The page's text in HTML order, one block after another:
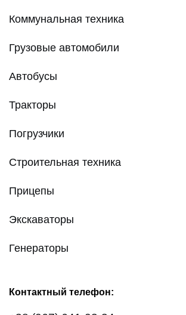
Коммунальная техника
Грузовые автомобили
Автобусы
Тракторы
Погрузчики
Строительная техника
Прицепы
Экскаваторы
Генераторы
Контактный телефон: